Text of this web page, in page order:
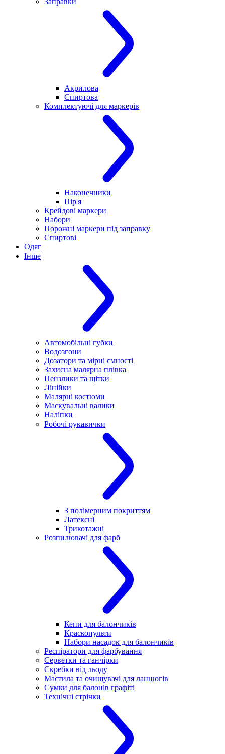
Акрилова
Спиртова
Комплектуючі для маркерів
Наконечники
Пір'я
Крейдові маркери
Набори
Порожні маркери під заправку
Спиртові
Одяг
Інше
Автомобільні губки
Водозгони
Дозатори та мірні ємності
Захисна малярна плівка
Пензлики та щітки
Лінійки
Малярні костюми
Маскувальні валики
Наліпки
Робочі рукавички
З полімерним покриттям
Латексні
Трикотажні
Розпилювачі для фарб
Кепи для балончиків
Краскопульти
Набори насадок для балончиків
Респіратори для фарбування
Серветки та ганчірки
Скребки від льоду
Мастила та очищувачі для ланцюгів
Сумки для балонів графіті
Технічні стрічки